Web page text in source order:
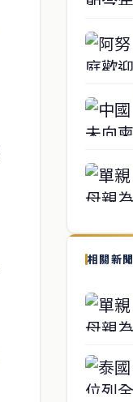
相關新聞